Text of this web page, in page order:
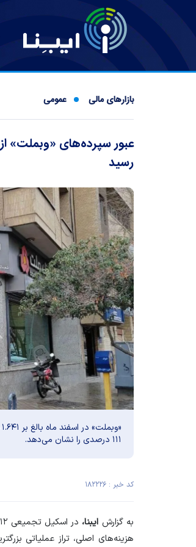
بازارهای مالی عمومی
رسید
۱۱۱ درصدی را نشان می‌دهد.
کد خبر : ۱۸۲۲۲۶
به گزارش ایبنا،